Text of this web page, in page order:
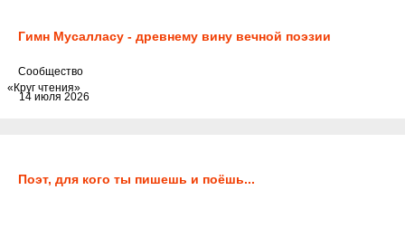
Гимн Мусалласу - древнему вину вечной поэзии
14 июля 2026
Cообщество
«Круг чтения»
Поэт, для кого ты пишешь и поёшь...